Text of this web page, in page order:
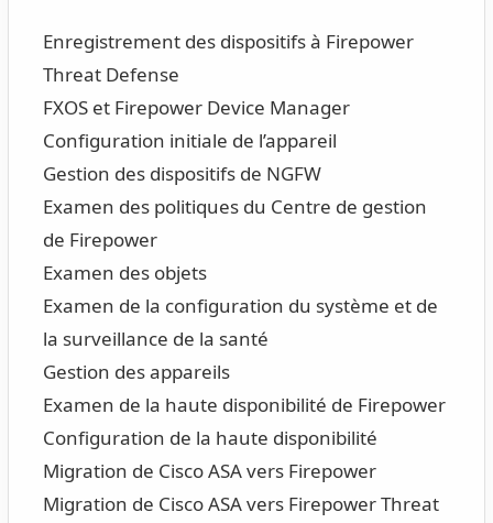
Enregistrement des dispositifs à Firepower
Threat Defense
FXOS et Firepower Device Manager
Configuration initiale de l’appareil
Gestion des dispositifs de NGFW
Examen des politiques du Centre de gestion
de Firepower
Examen des objets
Examen de la configuration du système et de
la surveillance de la santé
Gestion des appareils
Examen de la haute disponibilité de Firepower
Configuration de la haute disponibilité
Migration de Cisco ASA vers Firepower
Migration de Cisco ASA vers Firepower Threat